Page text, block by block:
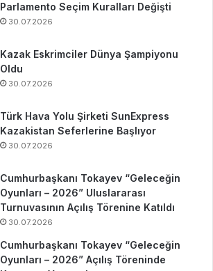
Parlamento Seçim Kuralları Değişti
30.07.2026
Kazak Eskrimciler Dünya Şampiyonu
Oldu
30.07.2026
Türk Hava Yolu Şirketi SunExpress
Kazakistan Seferlerine Başlıyor
30.07.2026
Cumhurbaşkanı Tokayev “Geleceğin
Oyunları – 2026” Uluslararası
Turnuvasının Açılış Törenine Katıldı
30.07.2026
Cumhurbaşkanı Tokayev “Geleceğin
Oyunları – 2026” Açılış Töreninde